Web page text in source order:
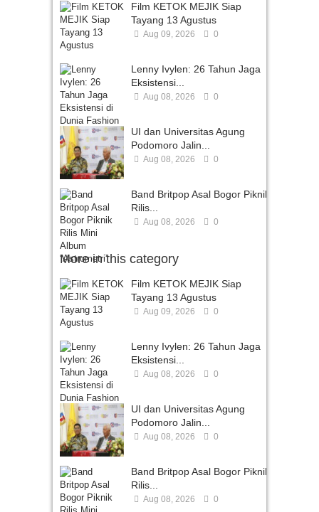
Film KETOK MEJIK Siap
Tayang 13 Agustus
Aug 09, 2026 0
Lenny Ivylen: 26 Tahun Jaga
Eksistensi...
Aug 08, 2026 0
UI dan Universitas Agung
Podomoro Jalin...
Aug 08, 2026 0
Band Britpop Asal Bogor Piknik
Rilis...
Aug 08, 2026 0
More in this category
Film KETOK MEJIK Siap
Tayang 13 Agustus
Aug 09, 2026 0
Lenny Ivylen: 26 Tahun Jaga
Eksistensi...
Aug 08, 2026 0
UI dan Universitas Agung
Podomoro Jalin...
Aug 08, 2026 0
Band Britpop Asal Bogor Piknik
Rilis...
Aug 08, 2026 0